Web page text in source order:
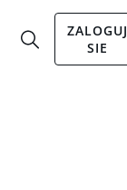
ZALOGUJ
SIE